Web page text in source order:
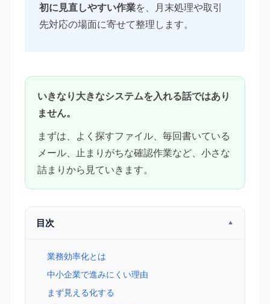
初に見直しやすい作業を、月末処理や取引
先対応の場面に寄せて整理します。
いきなり大きなシステムを入れる話ではあり
ません。
まずは、よく探すファイル、毎回書いている
メール、止まりがちな確認作業など、小さな
詰まりから見ていきます。
目次
業務効率化とは
中小企業で進みにくい理由
まず見える化する